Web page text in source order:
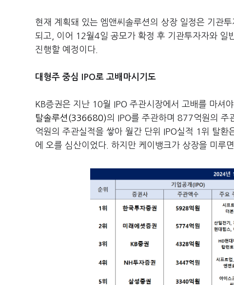
현재 계획돼 있는 엠앤씨솔루션의 상장 일정은 기관
되고, 이어 12월4일 공모가 확정 후 기관투자자와
진행할 예정이다.
대형주 중심 IPO로 고배마시기도
KB증권은 지난 10월 IPO 주관시장에서 고배를 마셔
탈솔루션(336680)의 IPO를 주관하며 877억원의 주
억원의 주관실적을 쌓아 월간 단위 IPO실적 1위 탈환
에 오를 심산이었다. 하지만 케이뱅크가 상장을 미루